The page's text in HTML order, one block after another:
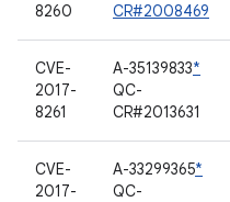
8260
CR#2008469
CVE-
2017-
8261
A-35139833*
QC-
CR#2013631
CVE-
2017-
A-33299365*
QC-